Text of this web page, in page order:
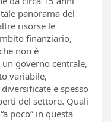
panorama del
risorse le
finanziario,
non è
governo centrale,
variabile,
e spesso
del settore. Quali
poco” in questa